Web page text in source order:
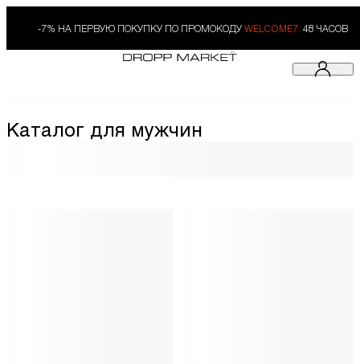
-7% НА ПЕРВУЮ ПОКУПКУ ПО ПРОМОКОДУ WELCOME7. 48 ЧАСОВ
Каталог для мужчин